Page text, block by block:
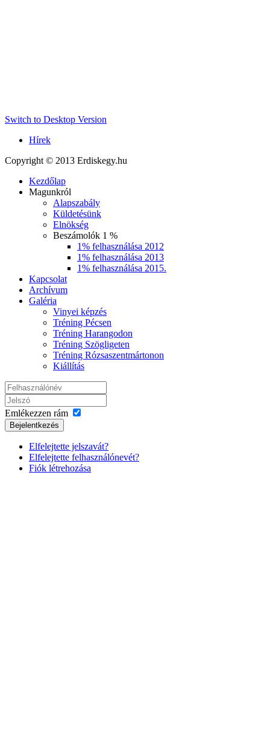
Switch to Desktop Version
Hírek
Copyright © 2013 Erdiskegy.hu
Kezdőlap
Magunkról
Alapszabály
Küldetésünk
Elnökség
Beszámolók 1 %
1% felhasználása 2012
1% felhasználása 2013
1% felhasználása 2015.
Kapcsolat
Archívum
Galéria
Vinyei képzés
Tréning Pécsen
Tréning Harangodon
Tréning Szögligeten
Tréning Rózsaszentmártonon
Kiállítás
Emlékezzen rám
Bejelentkezés
Elfelejtette jelszavát?
Elfelejtette felhasználónevét?
Fiók létrehozása